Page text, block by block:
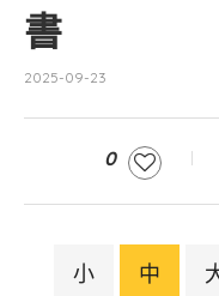
書
2025-09-23
0
小 中